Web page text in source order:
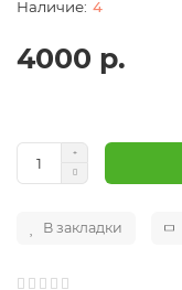
4
4000 р.
В закладки